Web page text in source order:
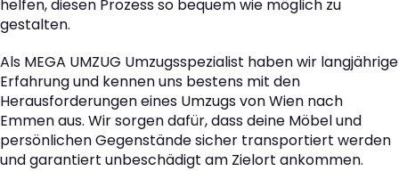
helfen, diesen Prozess so bequem wie möglich zu
gestalten.
Als MEGA UMZUG Umzugsspezialist haben wir langjährige
Erfahrung und kennen uns bestens mit den
Herausforderungen eines Umzugs von Wien nach
Emmen aus. Wir sorgen dafür, dass deine Möbel und
persönlichen Gegenstände sicher transportiert werden
und garantiert unbeschädigt am Zielort ankommen.